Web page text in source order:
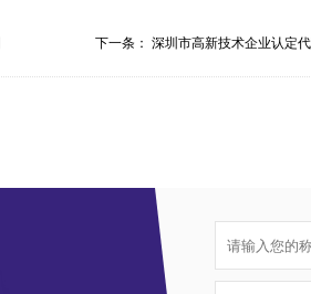
下一条： 深圳市高新技术企业认定